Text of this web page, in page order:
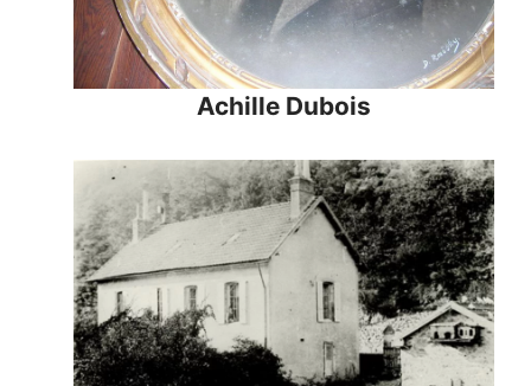
Achille Dubois